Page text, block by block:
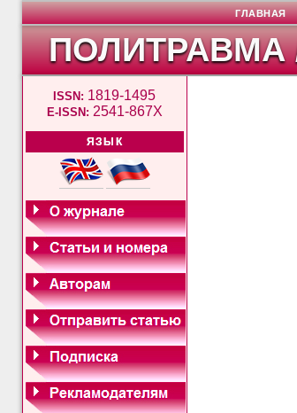
ПОЛИТРАВМА /
ISSN: 1819-1495
E-ISSN: 2541-867X
ЯЗЫК
ГЛАВНАЯ